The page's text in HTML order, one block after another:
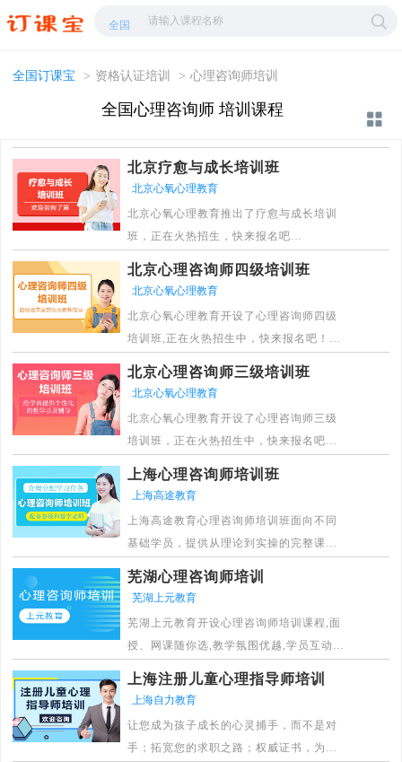
心理咨询师培训-心理咨询师学校哪家好?-订课宝
全国
全国订课宝 > 资格认证培训 > 心理咨询师培训
全国心理咨询师 培训课程
北京疗愈与成长培训班
北京心氧心理教育
北京心氧心理教育推出了疗愈与成长培训
班，正在火热招生，快来报名吧
北京心理咨询师四级培训班
北京心氧心理教育
北京心氧心理教育开设了心理咨询师四级
培训班,正在火热招生中，快来报名吧！
北京心理咨询师三级培训班
北京心氧心理教育
北京心氧心理教育开设了心理咨询师三级
培训班，正在火热招生中，快来报名吧！
上海心理咨询师培训班
上海高途教育
上海高途教育心理咨询师培训班面向不同
基础学员，提供从理论到实操的完整课程
能，配备专业师资和丰富资源，助力学员
芜湖心理咨询师培训
芜湖上元教育
芜湖上元教育开设心理咨询师培训课程,面
授、网课随你选,教学氛围优越,学员互动频
繁,班主任管家式服务,全程跟踪学习效率及
上海注册儿童心理指导师培训
上海自力教育
让您成为孩子成长的心灵捕手，而不是对
手；拓宽您的求职之路；权威证书，为您